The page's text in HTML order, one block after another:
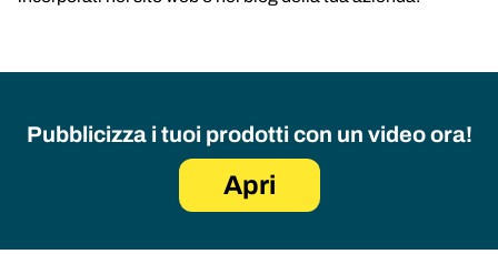
Pubblicizza i tuoi prodotti con un video ora!
Apri